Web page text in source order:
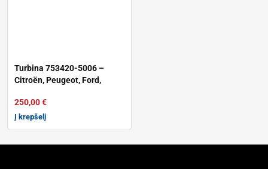
Turbina 753420-5006 –
Citroën, Peugeot, Ford,
250,00€
Į krepšelį